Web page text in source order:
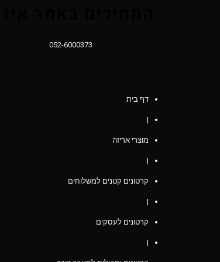
052-6000373
דף בית
|
מוצרי אריזה
|
קרטונים קטנים למשלוחים
|
קרטונים לעסקים
|